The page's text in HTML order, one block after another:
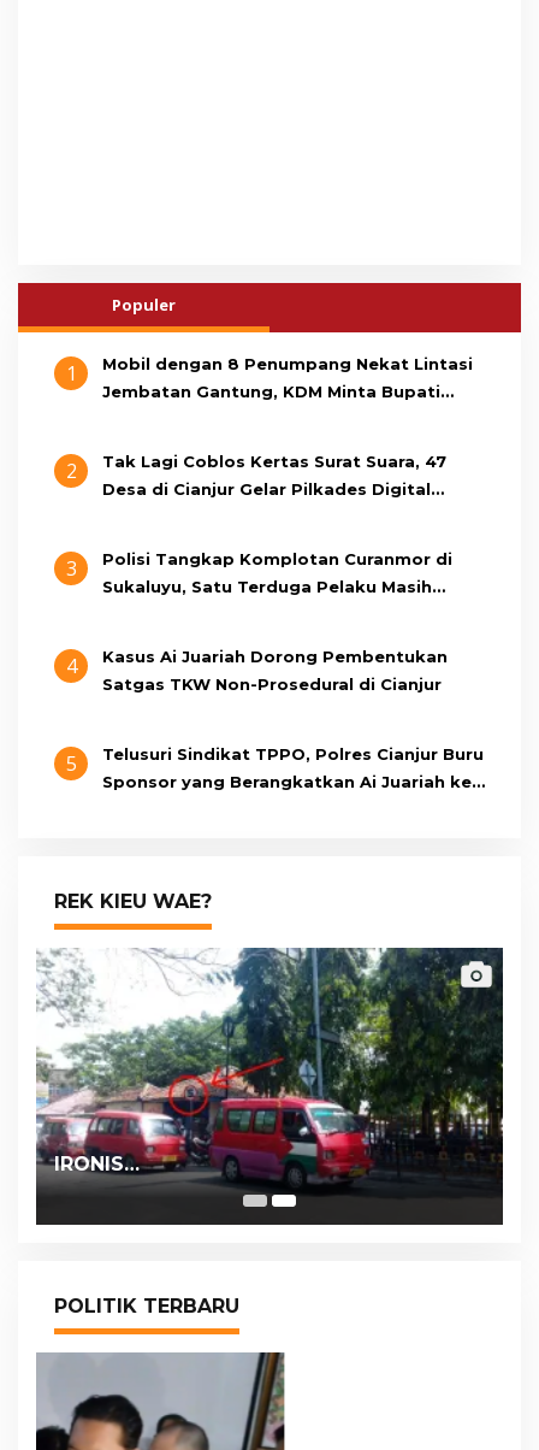
Populer
1
Mobil dengan 8 Penumpang Nekat Lintasi
Jembatan Gantung, KDM Minta Bupati
2
Tak Lagi Coblos Kertas Surat Suara, 47
Desa di Cianjur Gelar Pilkades Digital
3
Polisi Tangkap Komplotan Curanmor di
Sukaluyu, Satu Terduga Pelaku Masih
4
Kasus Ai Juariah Dorong Pembentukan
Satgas TKW Non-Prosedural di Cianjur
5
Telusuri Sindikat TPPO, Polres Cianjur Buru
Sponsor yang Berangkatkan Ai Juariah ke
REK KIEU WAE?
IRONIS…
POLITIK TERBARU